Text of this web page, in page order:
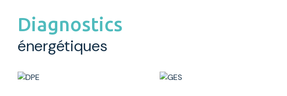
réserve
Diagnostics
énergétiques